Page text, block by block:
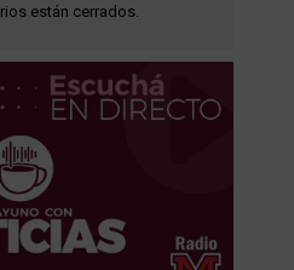
están cerrados.